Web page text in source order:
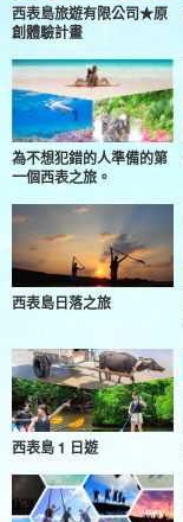
西表島旅遊有限公司★原
創體驗計畫
為不想犯錯的人準備的第
一個西表之旅。
西表島日落之旅
西表島 1 日遊